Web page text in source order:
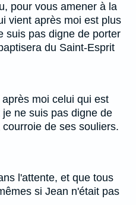
pour vous amener à la
vient après moi est plus
suis pas digne de porter
du Saint-Esprit
moi celui qui est
ne suis pas digne de
de ses souliers.
l'attente, et que tous
si Jean n'était pas